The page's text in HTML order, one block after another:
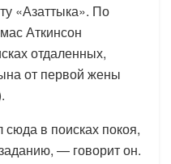
«Азаттыка». По
Аткинсон
отдаленных,
от первой жены
в поисках покоя,
— говорит он.